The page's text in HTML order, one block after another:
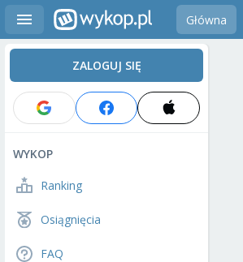
Główna
ZALOGUJ SIĘ
WYKOP
Ranking
Osiągnięcia
FAQ